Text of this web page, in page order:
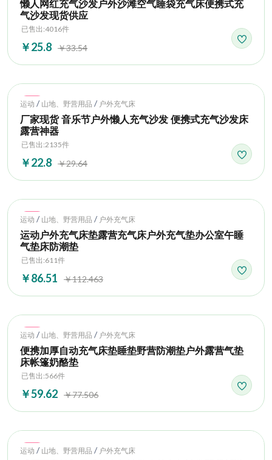
懒人网红充气沙发户外沙滩空气睡袋充气床便携式充
气沙发现货供应
已售出:4016件
￥25.8 ￥33.54
Hot
运动 / 山地、野营用品 / 户外充气床
厂家现货 音乐节户外懒人充气沙发 便携式充气沙发床
露营神器
已售出:2135件
￥22.8 ￥29.64
Hot
运动 / 山地、野营用品 / 户外充气床
运动户外充气床垫露营充气床户外充气垫办公室午睡
气垫床防潮垫
已售出:611件
￥86.51 ￥112.463
Hot
运动 / 山地、野营用品 / 户外充气床
便携加厚自动充气床垫睡垫野营防潮垫户外露营气垫
床帐篷奶酪垫
已售出:566件
￥59.62 ￥77.506
Hot
运动 / 山地、野营用品 / 户外充气床